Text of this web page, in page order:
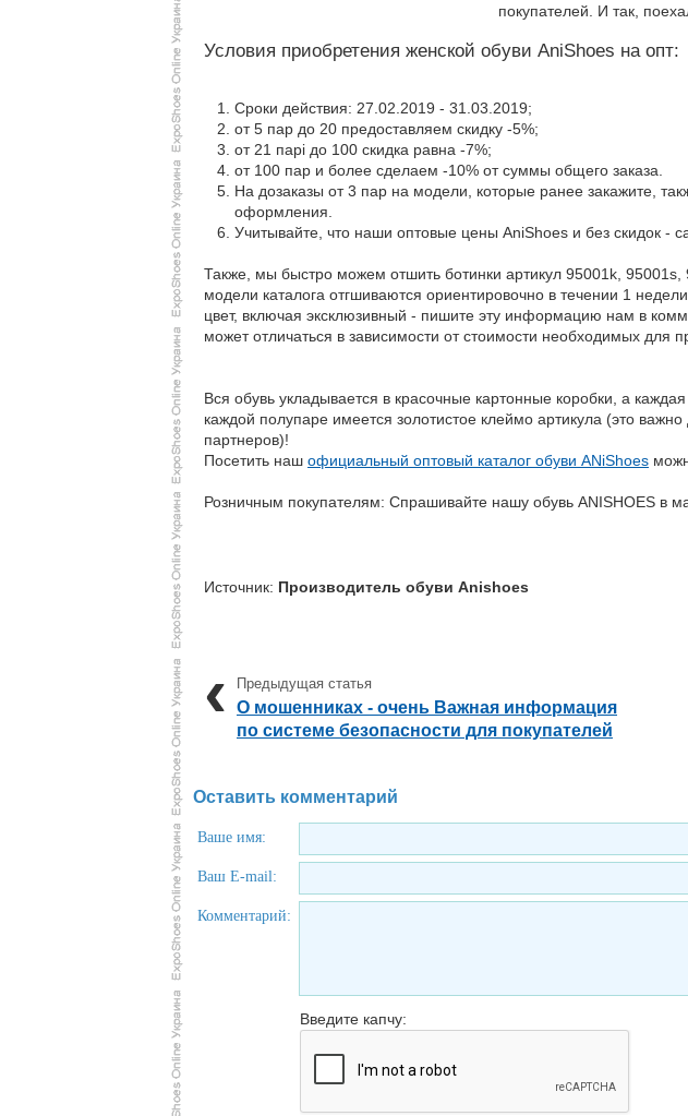
покупателей. И так,
Условия приобретения женской обуви AniShoes на опт:
Сроки действия: 27.02.2019 - 31.03.2019;
от 5 пар до 20 предоставляем скидку -5%;
от 21 парі до 100 скидка равна -7%;
от 100 пар и более сделаем -10% от суммы общего заказа.
На дозаказы от 3 пар на модели, которые ранее закажите,
оформления.
Учитывайте, что наши оптовые цены AniShoes и без
Также, мы быстро можем отшить ботинки артикул 95001k,
модели каталога отгшиваются ориентировочно в течении 1
цвет, включая эксклюзивный - пишите эту информацию нам в
может отличаться в зависимости от стоимости необходимых для
Вся обувь укладывается в красочные картонные коробки, а
каждой полупаре имеется золотистое клеймо артикула (это
партнеров)!
Посетить наш официальный оптовый каталог обуви ANiShoes
Розничным покупателям: Спрашивайте нашу обувь ANISHOES в
Источник: Производитель обуви Anishoes
О мошенниках - очень Важная информация
по системе безопасности для покупателей
Оставить комментарий
Ваше имя:
Ваш E-mail:
Комментарий:
Введите капчу: